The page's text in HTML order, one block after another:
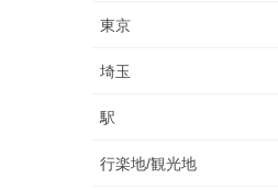
東京
埼玉
駅
行楽地/観光地